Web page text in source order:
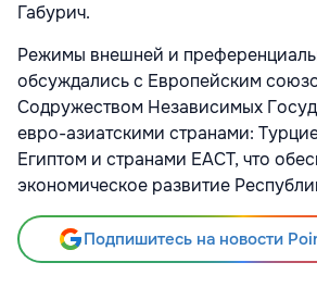
Габурич.
Режимы внешней и
обсуждались с Европейским
Содружеством Независимых
евро-азиатскими странами:
Египтом и странами ЕАСТ, что
экономическое развитие
Подпишитесь на новости